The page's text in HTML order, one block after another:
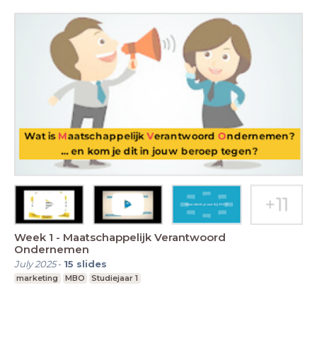
Week 1 - Maatschappelijk Verantwoord
Ondernemen
July 2025- 15 slides
marketing MBO Studiejaar 1